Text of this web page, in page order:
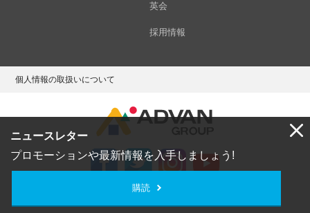
ニュースレター
プロモーションや最新情報を入手しましょう!
購読
英会
採用情報
個人情報の取扱いについて